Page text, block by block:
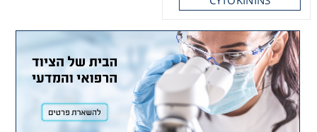
JASMONIC ACID
Chromatography
Lab Essentials